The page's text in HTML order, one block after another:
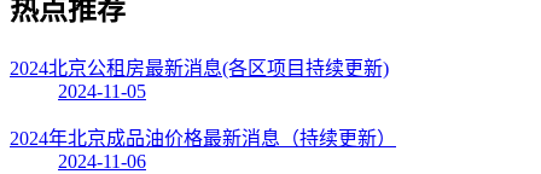
热点推荐
2024北京公租房最新消息(各区项目持续更新)
2024-11-05
2024年北京成品油价格最新消息（持续更新）
2024-11-06